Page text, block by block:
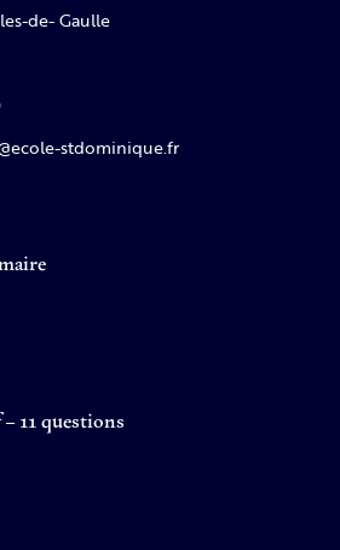
de- Gaulle
stdominique.fr
11 questions